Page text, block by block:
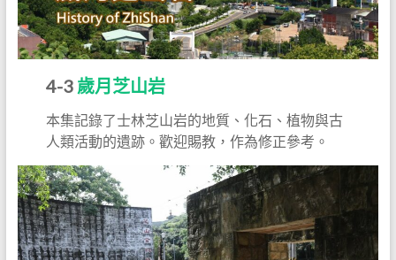
4-3 歲月芝山岩
本集記錄了士林芝山岩的地質、化石、植物與古
人類活動的遺跡。歡迎賜教，作為修正參考。